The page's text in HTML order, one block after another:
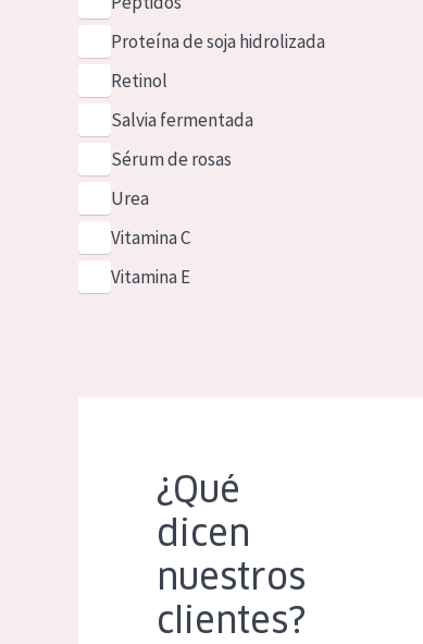
Proteína de soja hidrolizada
Retinol
Salvia fermentada
Sérum de rosas
Urea
Vitamina C
Vitamina E
¿Qué
dicen
nuestros
clientes?